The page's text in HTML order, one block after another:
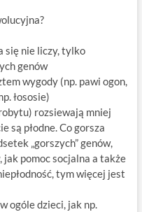
się nie liczy, tylko
genów
wygody (np. pawi ogon,
łososie)
rozsiewają mniej
są płodne. Co gorsza
„gorszych” genów,
pomoc socjalna a także
tym więcej jest
ogóle dzieci, jak np.